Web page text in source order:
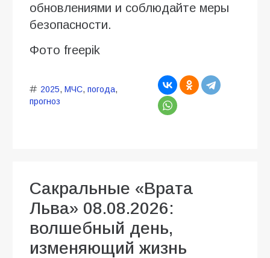
обновлениями и соблюдайте меры
безопасности.
Фото freepik
2025, МЧС, погода,
прогноз
Сакральные «Врата
Льва» 08.08.2026:
волшебный день,
изменяющий жизнь